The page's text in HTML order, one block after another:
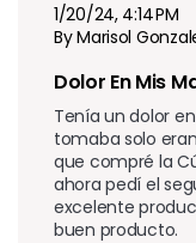
1/20/24, 4:14 PM
By Marisol
Dolor En Mis
Tenía un dolor
tomaba solo
que compré la
ahora pedí el
excelente
buen producto.